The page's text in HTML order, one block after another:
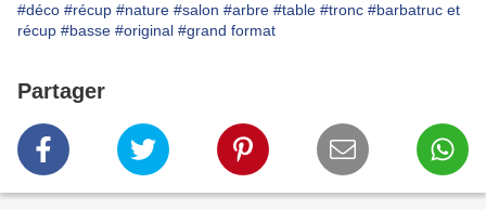
#déco #récup #nature #salon #arbre #table #tronc #barbatruc et
récup #basse #original #grand format
Partager